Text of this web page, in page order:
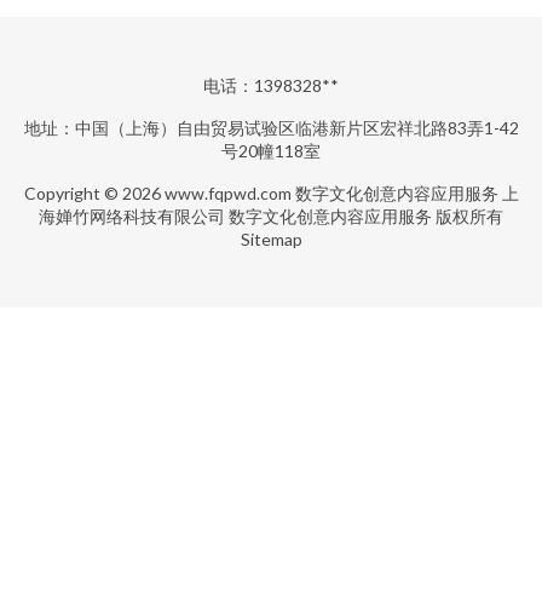
电话：1398328**
地址：中国（上海）自由贸易试验区临港新片区宏祥北路83弄1-42
号20幢118室
Copyright © 2026www.fqpwd.com 数字文化创意内容应用服务 上
海婵竹网络科技有限公司 数字文化创意内容应用服务 版权所有
Sitemap